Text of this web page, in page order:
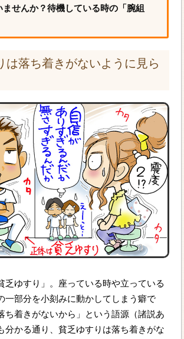
ませんか？待機している時の「腕組
は落ち着きがないように見ら
乏ゆすり」。座っている時や立っている
一部分を小刻みに動かしてしまう癖で
ち着きがないから」という語源（諸説あ
分かる通り、貧乏ゆすりは落ち着きがな